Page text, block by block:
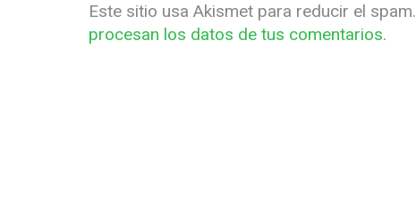
Este sitio usa Akismet para reducir el spam.
procesan los datos de tus comentarios.